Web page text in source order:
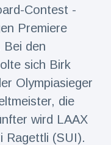
Contest -
Premiere
Bei den
sich Birk
Olympiasieger
die
wird LAAX
Ragettli (SUI).